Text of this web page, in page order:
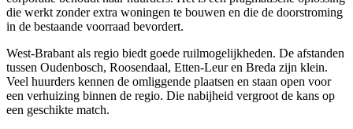
die werkt zonder extra woningen te bouwen en die de doorstroming
in de bestaande voorraad bevordert.
West-Brabant als regio biedt goede ruilmogelijkheden. De afstanden
tussen Oudenbosch, Roosendaal, Etten-Leur en Breda zijn klein.
Veel huurders kennen de omliggende plaatsen en staan open voor
een verhuizing binnen de regio. Die nabijheid vergroot de kans op
een geschikte match.